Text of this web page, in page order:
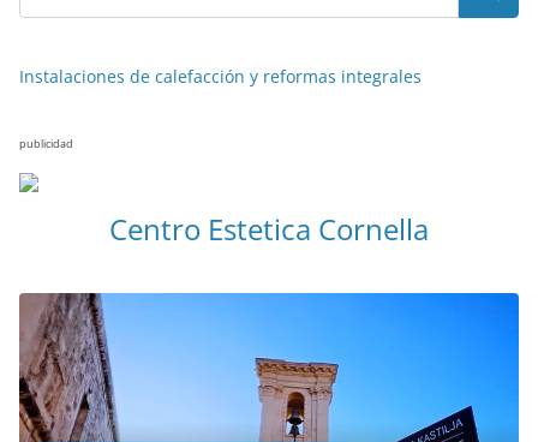
Instalaciones de calefacción y reformas integrales
publicidad
Centro Estetica Cornella